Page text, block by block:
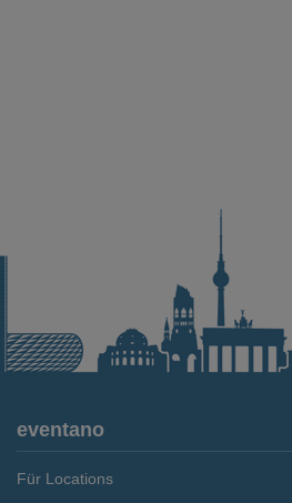
eventano
Für Locations